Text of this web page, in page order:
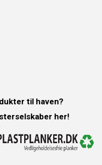
til haven?
her!